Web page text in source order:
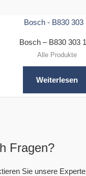
Bosch – B830 303
Alle Produkte
Weiterlesen
Fragen?
Sie unsere